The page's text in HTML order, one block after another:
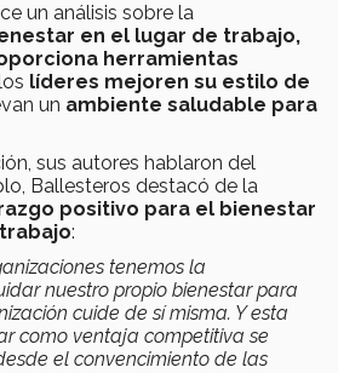
un análisis sobre la
en el lugar de trabajo,
herramientas
líderes mejoren su estilo de
un ambiente saludable para
sus autores hablaron del
Ballesteros destacó de la
positivo para el bienestar
:
tenemos la
nuestro propio bienestar para
cuide de sí misma. Y esta
como ventaja competitiva se
el convencimiento de las